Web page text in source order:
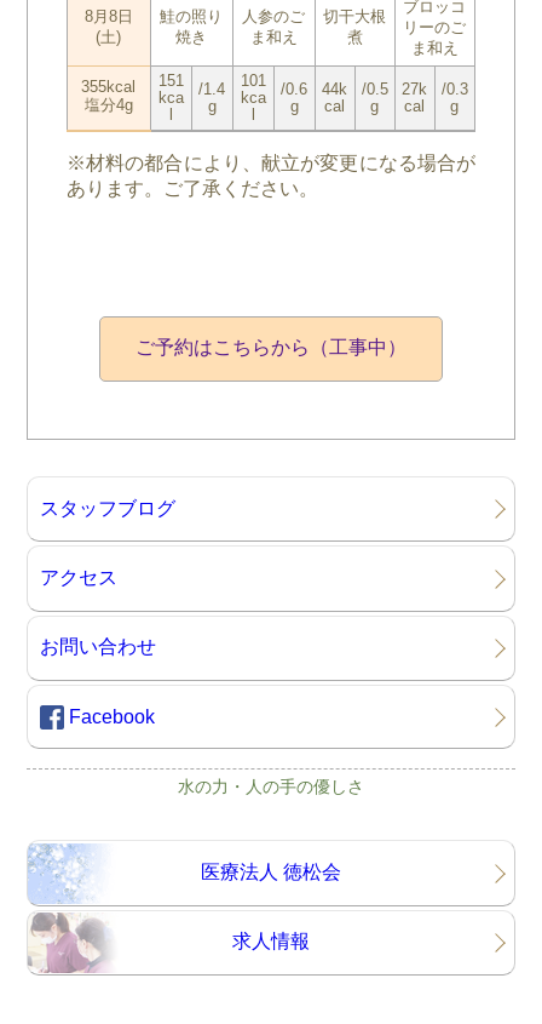
8月8日
(土)
鮭の照り
焼き
人参のご
ま和え
切干大根
煮
ブロッコ
リーのご
ま和え
355kcal
塩分4g
151
kca
/1.4
g
101
kca
/0.6
g
44k
cal
/0.5
g
27k
cal
/0.3
g
※材料の都合により、献立が変更になる場合が
あります。ご了承ください。
ご予約はこちらから（工事中）
スタッフブログ
アクセス
お問い合わせ
Facebook
水の力・人の手の優しさ
医療法人 徳松会
求人情報